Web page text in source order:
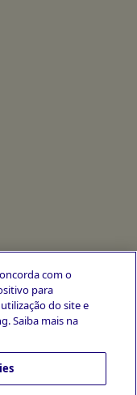
com o
para
do site e
Saiba mais na